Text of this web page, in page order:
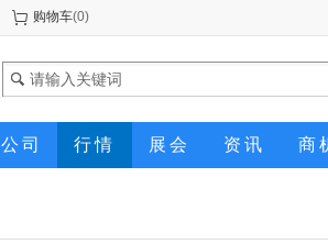
购物车(0)
公司 行情 展会 资讯 商